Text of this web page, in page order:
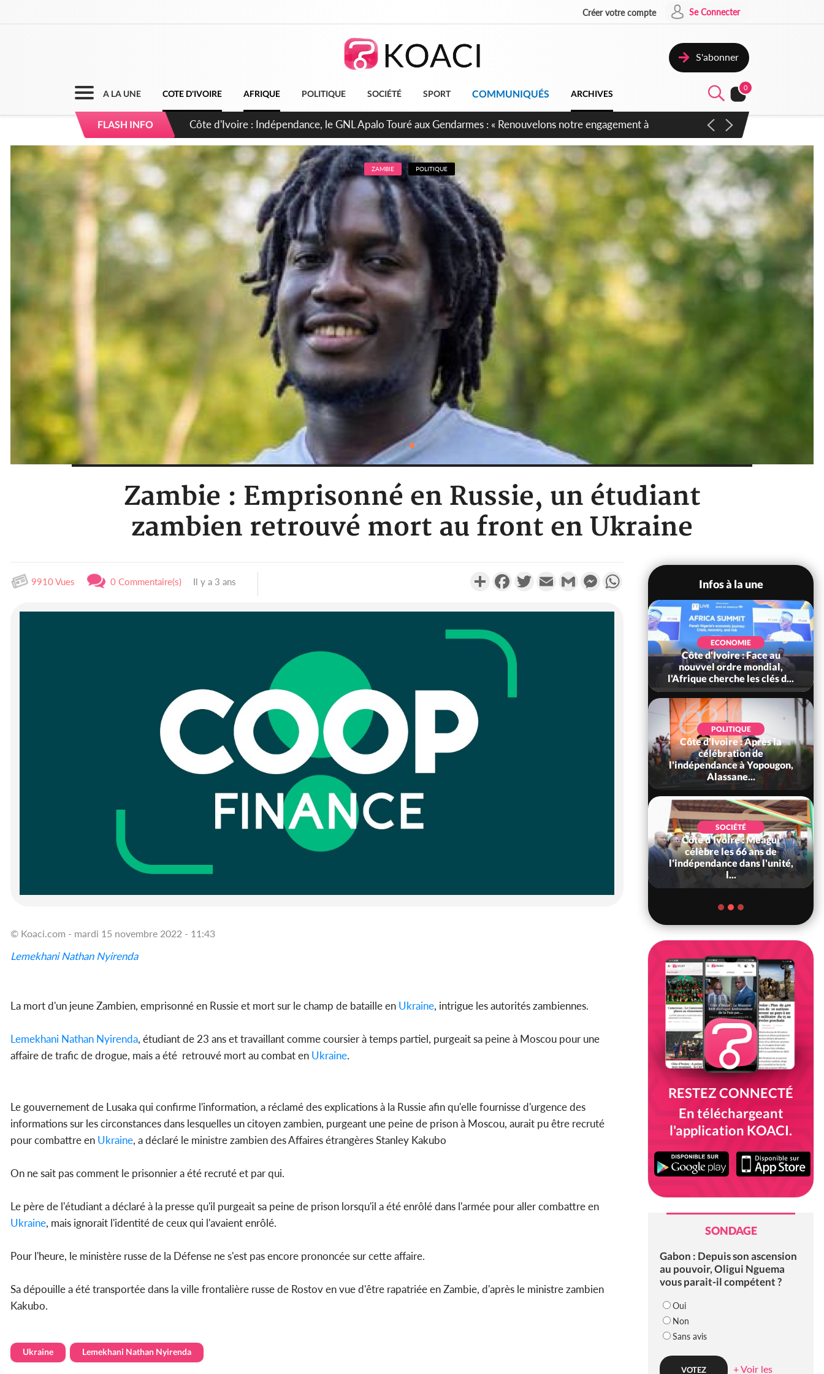
Créer votre compte Se Connecter
S'abonner
A LA UNE COTE D'IVOIRE AFRIQUE POLITIQUE SOCIÉTÉ SPORT COMMUNIQUÉS ARCHIVES
0
FLASH INFO
Sierra Leone : Un projet de réforme constitutionnelle en gestation, points clés des amendements, un exclu
d'avance
ZAMBIE POLITIQUE
Zambie : Emprisonné en Russie, un étudiant
zambien retrouvé mort au front en Ukraine
9910 Vues 0 Commentaire(s) Il y a 3 ans PartagerFacebookTwitterEmail Gmail MessengerWhatsApp
© Koaci.com - mardi 15 novembre 2022 - 11:43
Lemekhani Nathan Nyirenda
La mort d'un jeune Zambien, emprisonné en Russie et mort sur le champ de bataille en Ukraine, intrigue les autorités zambiennes.
Lemekhani Nathan Nyirenda, étudiant de 23 ans et travaillant comme coursier à temps partiel, purgeait sa peine à Moscou pour une
affaire de trafic de drogue, mais a été retrouvé mort au combat en Ukraine.
Le gouvernement de Lusaka qui confirme l'information, a réclamé des explications à la Russie afin qu'elle fournisse d'urgence des
informations sur les circonstances dans lesquelles un citoyen zambien, purgeant une peine de prison à Moscou, aurait pu être recruté
pour combattre en Ukraine, a déclaré le ministre zambien des Affaires étrangères Stanley Kakubo
On ne sait pas comment le prisonnier a été recruté et par qui.
Le père de l'étudiant a déclaré à la presse qu'il purgeait sa peine de prison lorsqu'il a été enrôlé dans l'armée pour aller combattre en
Ukraine, mais ignorait l'identité de ceux qui l'avaient enrôlé.
Pour l'heure, le ministère russe de la Défense ne s'est pas encore prononcée sur cette affaire.
Sa dépouille a été transportée dans la ville frontalière russe de Rostov en vue d'être rapatriée en Zambie, d'après le ministre zambien
Kakubo.
Ukraine Lemekhani Nathan Nyirenda
Infos à la une
résiduels de cacao, des
sociétés coopératives et
ECONOMIE
Côte d'Ivoire : Face au
nouvvel ordre mondial,
l'Afrique cherche les clés d...
POLITIQUE
Côte d'Ivoire : Après la
célébration de
l'indépendance à Yopougon,
Alassane...
SOCIÉTÉ
Côte d'Ivoire : Méagui
célèbre les 66 ans de
l'indépendance dans l'unité,
l...
RESTEZ CONNECTÉ
En téléchargeant
l'application KOACI.
SONDAGE
Gabon : Depuis son ascension
au pouvoir, Oligui Nguema
vous parait-il compétent ?
Oui
Non
Sans avis
+ Voir les